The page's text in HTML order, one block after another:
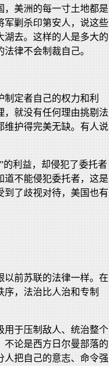
，美洲的每一寸土地都是
军剿杀印第安人，说这些
湖去。这样的人是多大的
法律不会制裁自己。
定者自己的权力和利
，就没有任何理由挑剔法
维护得完美无缺。有人说
的利益，却侵犯了委托者
道不能侵犯委托者，这是
到了歧视对待，美国也有
以前苏联的法律一样。在
，法治比人治和专制
用于压制敌人、统治整个
不论是西方日尔曼部落的
人把自己的意志、命令强